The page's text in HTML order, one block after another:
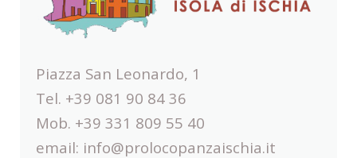
Piazza San Leonardo, 1
Tel. +39 081 90 84 36
Mob. +39 331 809 55 40
email: info@prolocopanzaischia.it